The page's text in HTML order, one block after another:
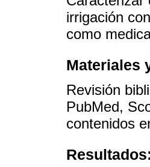
irrigación
como
Materiales
Revisión
PubMed,
contenidos
Resultados: